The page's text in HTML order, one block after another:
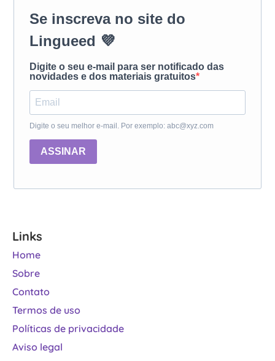
Se inscreva no site do
Lingueed 💜
Digite o seu e-mail para ser notificado das
novidades e dos materiais gratuitos
Digite o seu melhor e-mail. Por exemplo: abc@xyz.com
ASSINAR
Links
Home
Sobre
Contato
Termos de uso
Políticas de privacidade
Aviso legal